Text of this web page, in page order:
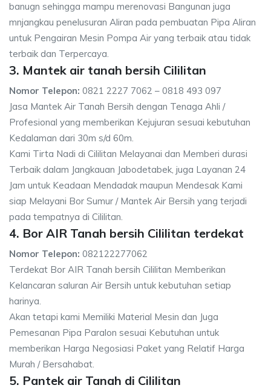
banugn sehingga mampu merenovasi Bangunan juga
mnjangkau penelusuran Aliran pada pembuatan Pipa Aliran
untuk Pengairan Mesin Pompa Air yang terbaik atau tidak
terbaik dan Terpercaya.
3. Mantek air tanah bersih Cililitan
Nomor Telepon: 0821 2227 7062 – 0818 493 097
Jasa Mantek Air Tanah Bersih dengan Tenaga Ahli /
Profesional yang memberikan Kejujuran sesuai kebutuhan
Kedalaman dari 30m s/d 60m.
Kami Tirta Nadi di Cililitan Melayanai dan Memberi durasi
Terbaik dalam Jangkauan Jabodetabek, juga Layanan 24
Jam untuk Keadaan Mendadak maupun Mendesak Kami
siap Melayani Bor Sumur / Mantek Air Bersih yang terjadi
pada tempatnya di Cililitan.
4. Bor AIR Tanah bersih Cililitan terdekat
Nomor Telepon: 082122277062
Terdekat Bor AIR Tanah bersih Cililitan Memberikan
Kelancaran saluran Air Bersih untuk kebutuhan setiap
harinya.
Akan tetapi kami Memiliki Material Mesin dan Juga
Pemesanan Pipa Paralon sesuai Kebutuhan untuk
memberikan Harga Negosiasi Paket yang Relatif Harga
Murah / Bersahabat.
5. Pantek air Tanah di Cililitan